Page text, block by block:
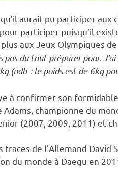
aurait pu participer aux
participer puisqu’il
aux Jeux Olympiques
pas du tout préparer pour.
(ndlr : le poids est de 6kg
à confirmer son
Adams, championne du
(2007, 2009, 2011) et
traces de l’Allemand
du monde à Daegu en